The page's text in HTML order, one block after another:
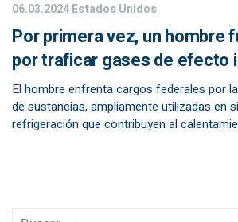
06.03.2024Estados Unidos
Por primera vez, un hombre
por traficar gases de efecto
El hombre enfrenta cargos federales por
de sustancias, ampliamente utilizadas en
refrigeración que contribuyen al